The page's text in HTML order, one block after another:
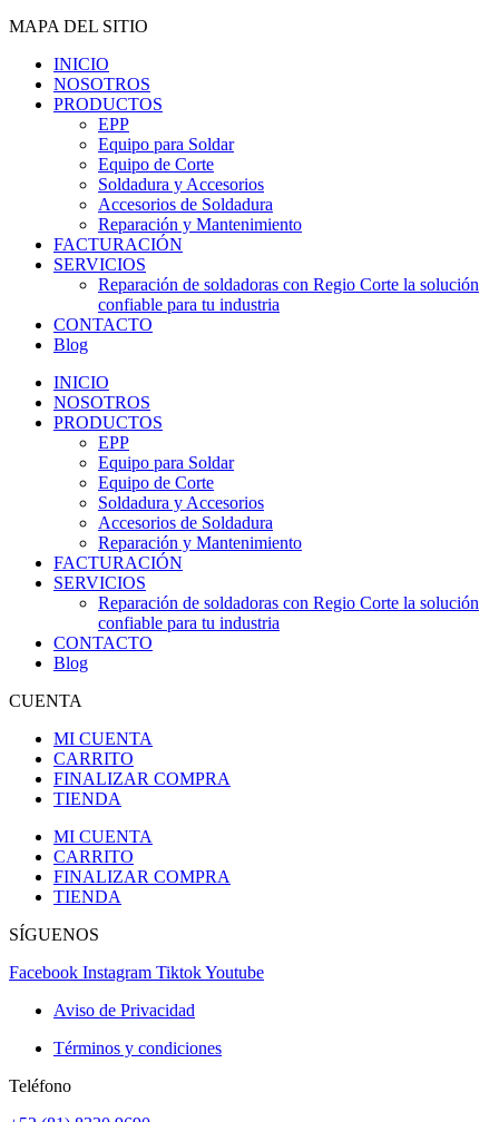
MAPA DEL SITIO
INICIO
NOSOTROS
PRODUCTOS
EPP
Equipo para Soldar
Equipo de Corte
Soldadura y Accesorios
Accesorios de Soldadura
Reparación y Mantenimiento
FACTURACIÓN
SERVICIOS
Reparación de soldadoras con Regio Corte la solución
confiable para tu industria
CONTACTO
Blog
INICIO
NOSOTROS
PRODUCTOS
EPP
Equipo para Soldar
Equipo de Corte
Soldadura y Accesorios
Accesorios de Soldadura
Reparación y Mantenimiento
FACTURACIÓN
SERVICIOS
Reparación de soldadoras con Regio Corte la solución
confiable para tu industria
CONTACTO
Blog
CUENTA
MI CUENTA
CARRITO
FINALIZAR COMPRA
TIENDA
MI CUENTA
CARRITO
FINALIZAR COMPRA
TIENDA
SÍGUENOS
Facebook Instagram TiktokYoutube
Aviso de Privacidad
Términos y condiciones
Teléfono